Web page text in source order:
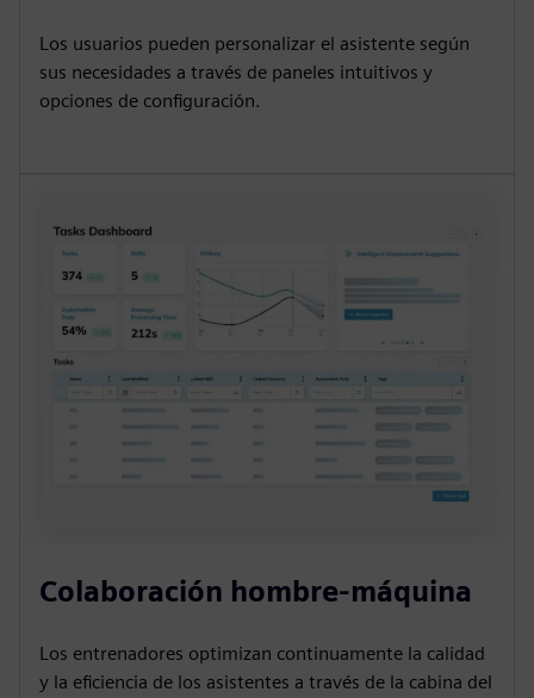
Los usuarios pueden personalizar el asistente según
sus necesidades a través de paneles intuitivos y
opciones de configuración.
Colaboración hombre-máquina
Los entrenadores optimizan continuamente la calidad
y la eficiencia de los asistentes a través de la cabina del